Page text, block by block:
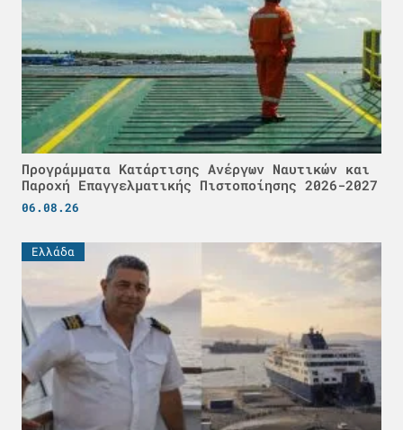
Προγράμματα Κατάρτισης Ανέργων Ναυτικών και
Παροχή Επαγγελματικής Πιστοποίησης 2026-2027
06.08.26
Ελλάδα